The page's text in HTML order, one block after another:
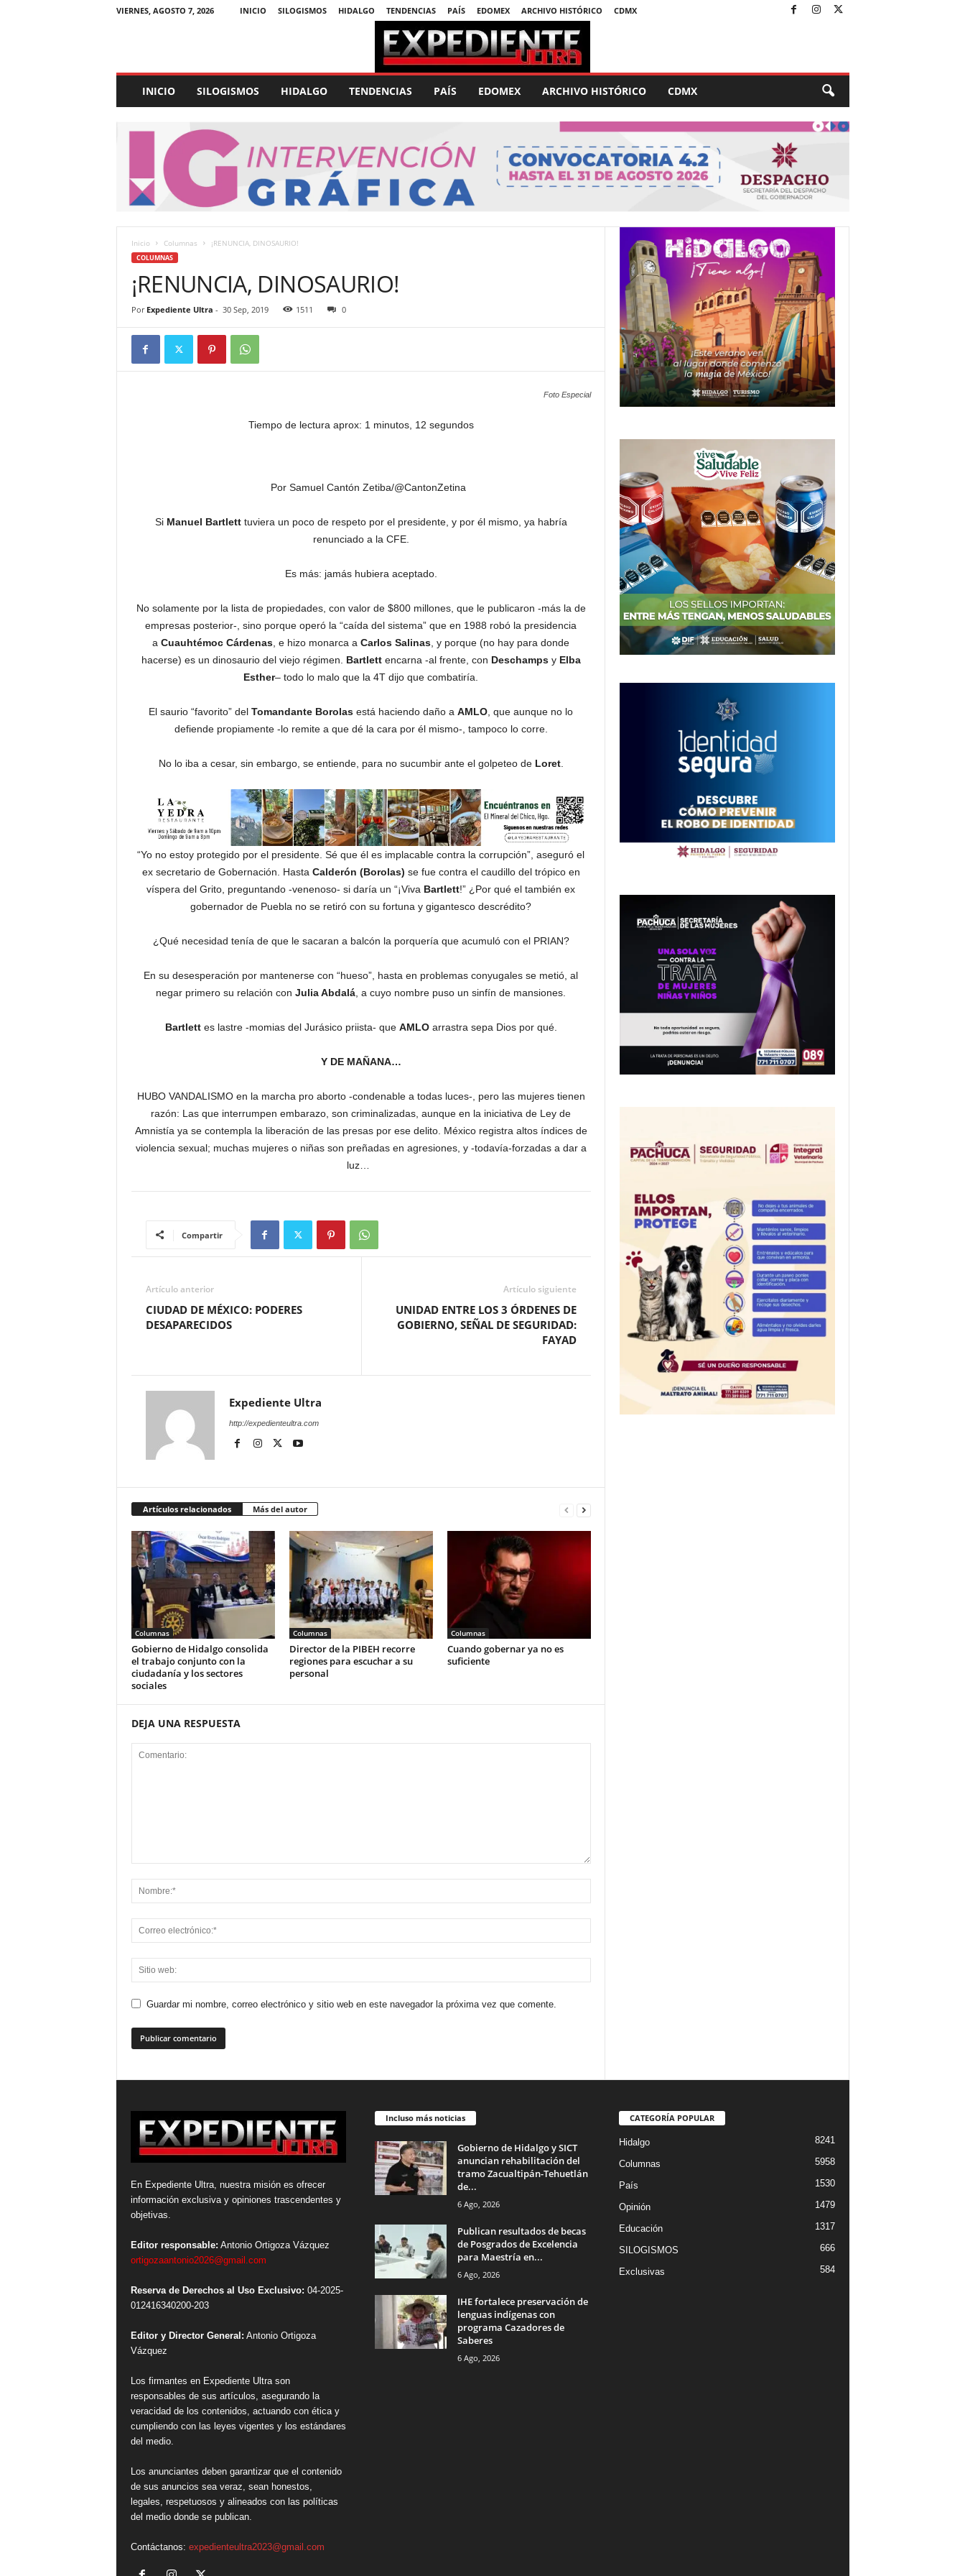
VIERNES, AGOSTO 7, 2026 INICIO SILOGISMOS HIDALGO TENDENCIAS PAÍS EDOMEX ARCHIVO HISTÓRICO CDMX
p
e
U
INICIO SILOGISMOS HIDALGO TENDENCIAS PAÍS EDOMEX ARCHIVO HISTÓRICO CDMX
Inicio Columnas ¡RENUNCIA, DINOSAURIO!
COLUMNAS
¡RENUNCIA, DINOSAURIO!
Por Expediente Ultra - 30 Sep, 2019 1511 0
Foto Especial
Tiempo de lectura aprox: 1 minutos, 12 segundos
Por Samuel Cantón Zetiba/@CantonZetina
Si Manuel Bartlett tuviera un poco de respeto por el presidente, y por él mismo, ya habría
renunciado a la CFE.
Es más: jamás hubiera aceptado.
No solamente por la lista de propiedades, con valor de $800 millones, que le publicaron -más la de
empresas posterior-, sino porque operó la “caída del sistema” que en 1988 robó la presidencia
a Cuauhtémoc Cárdenas , e hizo monarca a Carlos Salinas , y porque (no hay para donde
hacerse) es un dinosaurio del viejo régimen. Bartlett encarna -al frente, con Deschamps y Elba
Esther– todo lo malo que la 4T dijo que combatiría.
El saurio “favorito” del Tomandante Borolas está haciendo daño a AMLO , que aunque no lo
defiende propiamente -lo remite a que dé la cara por él mismo-, tampoco lo corre.
No lo iba a cesar, sin embargo, se entiende, para no sucumbir ante el golpeteo de Loret.
“Yo no estoy protegido por el presidente. Sé que él es implacable contra la corrupción”, aseguró el
ex secretario de Gobernación. Hasta Calderón (Borolas) se fue contra el caudillo del trópico en
víspera del Grito, preguntando -venenoso- si daría un “¡Viva Bartlett!” ¿Por qué el también ex
gobernador de Puebla no se retiró con su fortuna y gigantesco descrédito?
¿Qué necesidad tenía de que le sacaran a balcón la porquería que acumuló con el PRIAN?
En su desesperación por mantenerse con “hueso”, hasta en problemas conyugales se metió, al
negar primero su relación con Julia Abdalá, a cuyo nombre puso un sinfín de mansiones.
Bartlett es lastre -momias del Jurásico priista- que AMLO arrastra sepa Dios por qué.
Y DE MAÑANA…
HUBO VANDALISMO en la marcha pro aborto -condenable a todas luces-, pero las mujeres tienen
razón: Las que interrumpen embarazo, son criminalizadas, aunque en la iniciativa de Ley de
Amnistía ya se contempla la liberación de las presas por ese delito. México registra altos índices de
violencia sexual; muchas mujeres o niñas son preñadas en agresiones, y -todavía-forzadas a dar a
luz…
Compartir
Artículo anterior
CIUDAD DE MÉXICO: PODERES
DESAPARECIDOS
Artículo siguiente
UNIDAD ENTRE LOS 3 ÓRDENES DE
GOBIERNO, SEÑAL DE SEGURIDAD:
FAYAD
Expediente Ultra
http://expedienteultra.com
Artículos relacionados Más del autor
Columnas
Gobierno de Hidalgo consolida
el trabajo conjunto con la
ciudadanía y los sectores
sociales
Columnas
Director de la PIBEH recorre
regiones para escuchar a su
personal
Columnas
Cuando gobernar ya no es
suficiente
DEJA UNA RESPUESTA
Guardar mi nombre, correo electrónico y sitio web en este navegador la próxima vez que comente.
En Expediente Ultra, nuestra misión es ofrecer
información exclusiva y opiniones trascendentes y
objetivas.
Editor responsable: Antonio Ortigoza Vázquez
ortigozaantonio2026@gmail.com
Reserva de Derechos al Uso Exclusivo: 04-2025-
012416340200-203
Editor y Director General: Antonio Ortigoza
Vázquez
Los firmantes en Expediente Ultra son
responsables de sus artículos, asegurando la
veracidad de los contenidos, actuando con ética y
cumpliendo con las leyes vigentes y los estándares
del medio.
Los anunciantes deben garantizar que el contenido
de sus anuncios sea veraz, sean honestos,
legales, respetuosos y alineados con las políticas
del medio donde se publican.
Contáctanos: expedienteultra2023@gmail.com
Incluso más noticias
Gobierno de Hidalgo y SICT
anuncian rehabilitación del
tramo Zacualtipán-Tehuetlán
de...
6 Ago, 2026
Publican resultados de becas
de Posgrados de Excelencia
para Maestría en...
6 Ago, 2026
IHE fortalece preservación de
lenguas indígenas con
programa Cazadores de
Saberes
6 Ago, 2026
CATEGORÍA POPULAR
Hidalgo 8241
Columnas 5958
País 1530
Opinión 1479
Educación 1317
SILOGISMOS 666
Exclusivas 584